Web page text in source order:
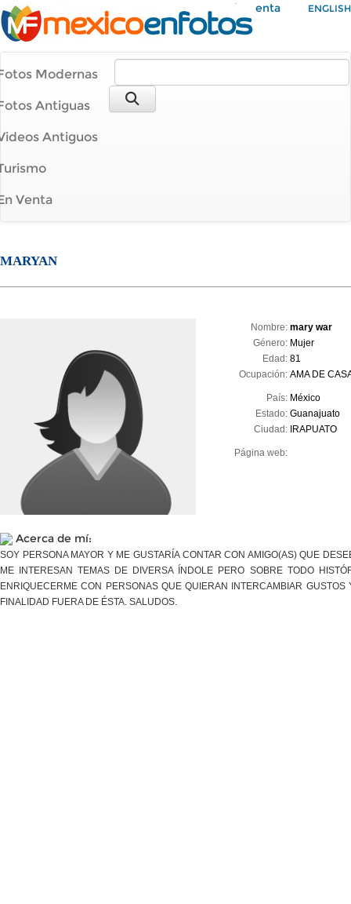
Mi Cuenta ENGLISH
Modernas
Antiguas
Antiguos
Venta
MARYAN
Nombre: mary war
Género: Mujer
Edad: 81
Ocupación: AMA DE
País: México
Estado: Guanajuato
Ciudad: IRAPUATO
Página web:
Acerca de mí:
SOY PERSONA MAYOR Y ME GUSTARÍA CONTAR CON AMIGO(AS) QUE
ME INTERESAN TEMAS DE DIVERSA ÍNDOLE PERO SOBRE TODO
ENRIQUECERME CON PERSONAS QUE QUIERAN INTERCAMBIAR
FINALIDAD FUERA DE ÉSTA. SALUDOS.